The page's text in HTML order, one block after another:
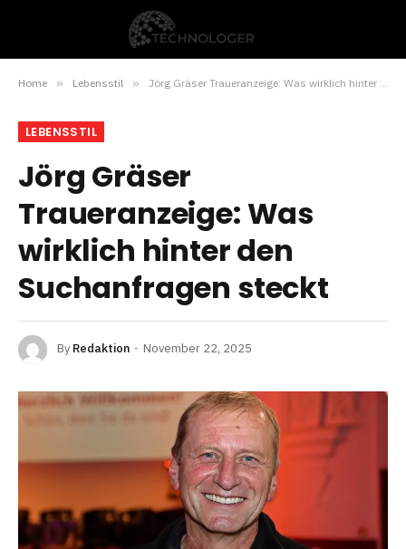
Home » Lebensstil » Jörg Gräser Traueranzeige: Was wirklich hinter den Suchanfragen steckt
LEBENSSTIL
Jörg Gräser
Traueranzeige: Was
wirklich hinter den
Suchanfragen steckt
By Redaktion November 22, 2025